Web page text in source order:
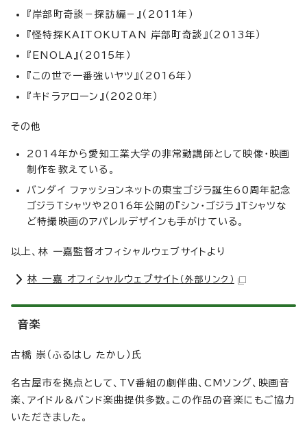
『岸部町奇談－探訪編－』（2011年）
『怪特探KAITOKUTAN 岸部町奇談』（2013年）
『ENOLA』（2015年）
『この世で一番強いヤツ』（2016年）
『キドラアローン』（2020年）
その他
2014年から愛知工業大学の非常勤講師として映像・映画
制作を教えている。
バンダイ ファッションネットの東宝ゴジラ誕生60周年記念
ゴジラTシャツや2016年公開の『シン・ゴジラ』Tシャツな
ど特撮映画のアパレルデザインも手がけている。
以上、林 一嘉監督オフィシャルウェブサイトより
林 一嘉 オフィシャルウェブサイト （外部リンク）
音楽
古橋 崇（ふるはし たかし）氏
名古屋市を拠点として、TV番組の劇伴曲、CMソング、映画音
楽、アイドル&バンド楽曲提供多数。この作品の音楽にもご協力
いただきました。